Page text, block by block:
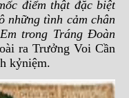
điểm thật đặc biệt
những tình cảm chân
trong Tráng Đoàn
ra Trưởng Voi Cần
kỷniệm.